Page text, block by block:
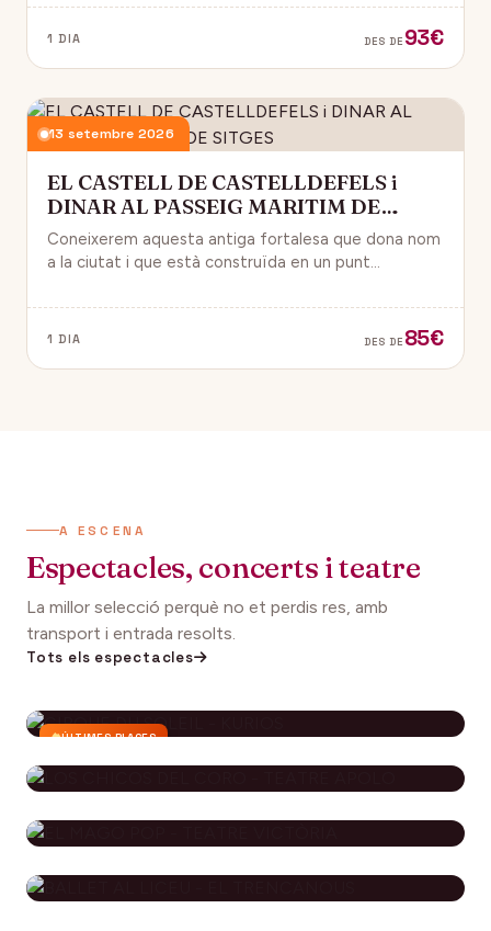
1 DIA DES DE 93€
13 setembre 2026
EL CASTELL DE CASTELLDEFELS i
DINAR AL PASSEIG MARITIM DE
SITGES
Coneixerem aquesta antiga fortalesa que dona nom
a la ciutat i que està construïda en un punt
1 DIA DES DE 85€
A ESCENA
Espectacles, concerts i teatre
La millor selecció perquè no et perdis res, amb
transport i entrada resolts.
Tots els espectacles
ÚLTIMES PLACES
CIRQUE DU SOLEIL - KURIOS
LOS CHICOS DEL CORO - TEATRE
APOLO
EL MAGO POP - TEATRE
VICTÒRIA